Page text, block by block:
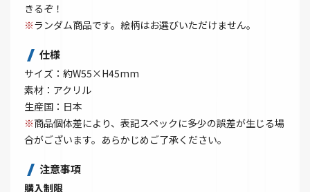
きるぞ！
※ランダム商品です。絵柄はお選びいただけません。
仕様
サイズ：約W55×H45mm
素材：アクリル
生産国：日本
※商品個体差により、表記スペックに多少の誤差が生じる場
合がございます。あらかじめご了承ください。
注意事項
購入制限